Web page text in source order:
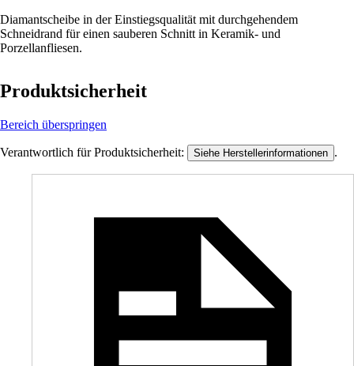
Diamantscheibe in der Einstiegsqualität mit durchgehendem
Schneidrand für einen sauberen Schnitt in Keramik- und
Porzellanfliesen.
Produktsicherheit
Bereich überspringen
Verantwortlich für Produktsicherheit: Siehe Herstellerinformationen .